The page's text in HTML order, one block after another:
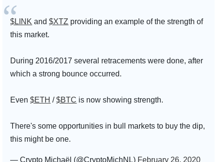
$LINK and$XTZ providing an example of the strength of
this market.
During 2016/2017 several retracements were done, after
which a strong bounce occurred.
Even$ETH /$BTC is now showing strength.
There's some opportunities in bull markets to buy the dip,
this might be one.
— Crypto Michaël (@CryptoMichNL) February 26, 2020